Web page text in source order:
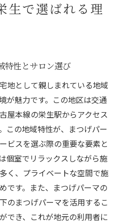
生で選ばれる理
特性とサロン選び
地として親しまれている地域
が魅力です。この地区は交通
屋本線の栄生駅からアクセス
この地域特性が、まつげパー
ビスを選ぶ際の重要な要素と
個室でリラックスしながら施
く、プライベートな空間で施
です。また、まつげパーマの
のまつげパーマを活用するこ
でき、これが地元の利用者に